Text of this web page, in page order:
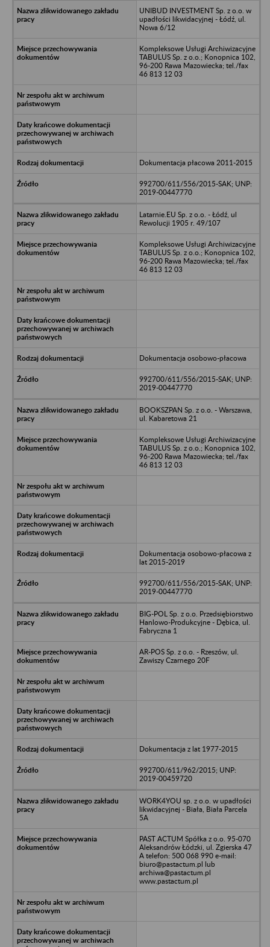
UNIBUD INVESTMENT Sp. z o.o. w
upadłości likwidacyjnej - Łódź, ul.
Nowa 6/12
Kompleksowe Usługi Archiwizacyjne
TABULUS Sp. z o.o.; Konopnica 102,
96-200 Rawa Mazowiecka; tel./fax
46 813 12 03
Dokumentacja płacowa 2011-2015
992700/611/556/2015-SAK; UNP:
2019-00447770
Latarnie.EU Sp. z o.o. - Łódź, ul
Rewolucji 1905 r. 49/107
Kompleksowe Usługi Archiwizacyjne
TABULUS Sp. z o.o.; Konopnica 102,
96-200 Rawa Mazowiecka; tel./fax
46 813 12 03
Dokumentacja osobowo-płacowa
992700/611/556/2015-SAK; UNP:
2019-00447770
BOOKSZPAN Sp. z o.o. - Warszawa,
ul. Kabaretowa 21
Kompleksowe Usługi Archiwizacyjne
TABULUS Sp. z o.o.; Konopnica 102,
96-200 Rawa Mazowiecka; tel./fax
46 813 12 03
Dokumentacja osobowo-płacowa z
lat 2015-2019
992700/611/556/2015-SAK; UNP:
2019-00447770
BIG-POL Sp. z o.o. Przedsiębiorstwo
Hanlowo-Produkcyjne - Dębica, ul.
Fabryczna 1
AR-POS Sp. z o.o. - Rzeszów, ul.
Zawiszy Czarnego 20F
Dokumentacja z lat 1977-2015
992700/611/962/2015; UNP:
2019-00459720
WORK4YOU sp. z o.o. w upadłości
likwidacyjnej - Biała, Biała Parcela
5A
PAST ACTUM Spółka z o.o. 95-070
Aleksandrów Łódzki, ul. Zgierska 47
A telefon: 500 068 990 e-mail:
biuro@pastactum.pl lub
archiwa@pastactum.pl
www.pastactum.pl